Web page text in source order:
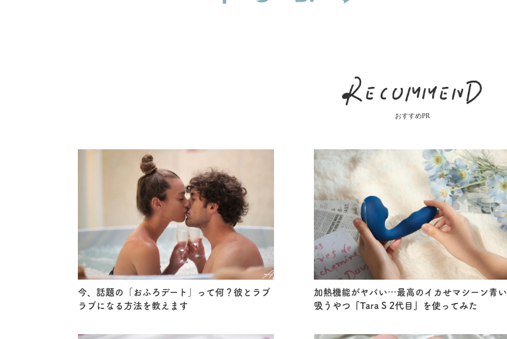
おすすめPR
今、話題の「おふろデート」って何？彼とラブ
ラブになる方法を教えます
加熱機能がヤバい…最高のイカせマシーン青い
吸うやつ『Tara S 2代目』を使ってみた